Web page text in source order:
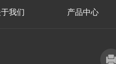
我们 产品中心